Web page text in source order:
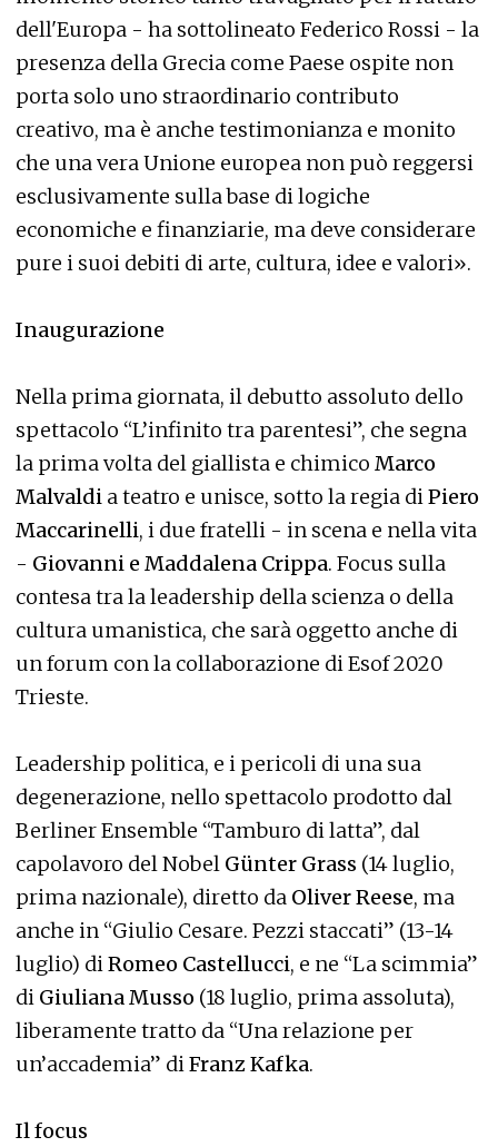
dell'Europa - ha sottolineato Federico Rossi - la
presenza della Grecia come Paese ospite non
porta solo uno straordinario contributo
creativo, ma è anche testimonianza e monito
che una vera Unione europea non può reggersi
esclusivamente sulla base di logiche
economiche e finanziarie, ma deve considerare
pure i suoi debiti di arte, cultura, idee e valori».
Inaugurazione
Nella prima giornata, il debutto assoluto dello
spettacolo “L’infinito tra parentesi”, che segna
la prima volta del giallista e chimico Marco
Malvaldi a teatro e unisce, sotto la regia diPiero
Maccarinelli, i due fratelli - in scena e nella vita
- Giovanni e Maddalena Crippa. Focus sulla
contesa tra la leadership della scienza o della
cultura umanistica, che sarà oggetto anche di
un forum con la collaborazione di Esof 2020
Trieste.
Leadership politica, e i pericoli di una sua
degenerazione, nello spettacolo prodotto dal
Berliner Ensemble “Tamburo di latta”, dal
capolavoro del Nobel Günter Grass (14 luglio,
prima nazionale), diretto da Oliver Reese, ma
anche in “Giulio Cesare. Pezzi staccati” (13-14
luglio) diRomeo Castellucci, e ne “La scimmia”
di Giuliana Musso (18 luglio, prima assoluta),
liberamente tratto da “Una relazione per
un’accademia” diFranz Kafka.
Il focus